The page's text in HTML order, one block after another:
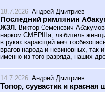
18.7.2026 Андрей Дмитриев
Последний римлянин
ЖЗЛ. Виктор Семенович
нарком СМЕРШа, любитель
в руках карающий меч
врагов народа и невиновных, так
именно из того разряда, наших
14.7.2026 Андрей Дмитриев
Топор, суувастик и красная